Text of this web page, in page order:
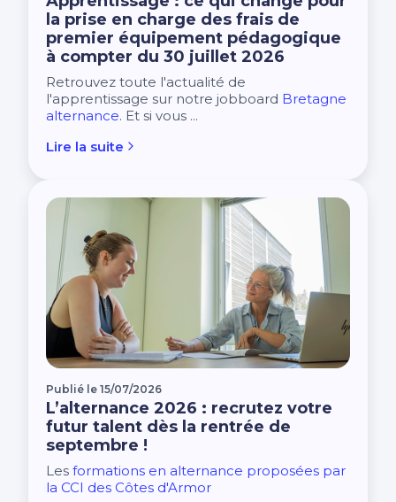
Nos centres dans CCI Formation
Morbihan
Charte de protection des données personnelles
Financer ma formation avec les aides de la
Région Bretagne
la prise en charge des frais de
premier équipement pédagogique
à compter du 30 juillet 2026
Retrouvez toute l'actualité de
l'apprentissage sur notre jobboard Bretagne
alternance. Et si vous ...
Lire la suite
Publié le 15/07/2026
L’alternance 2026 : recrutez votre
futur talent dès la rentrée de
septembre !
Les formations en alternance proposées par
la CCI des Côtes d'Armor